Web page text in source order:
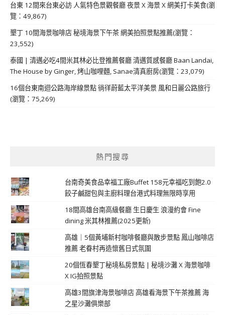
台東 12間來台東必訪 人氣特色景觀餐廳 夜景 X 海景 X 網美打卡美食(瀏
覽：49,867)
墾丁 10間海景咖啡店 秘境海景下午茶 網美拍照景點推薦(瀏覽：
23,552)
泰國 | 清邁必吃4間米其林必比登推薦餐廳 清邁質感餐廳 Baan Landai,
The House by Ginger, 烤山咖哩麵, Sanae清真廚房(瀏覽：23,079)
16個台東南迴公路海岸線景點 徜徉蔚藍太平洋美景 風和日麗公路旅行
(瀏覽：75,269)
熱門搜尋
台南奇美食品幸福工廠Buffet 158元幸福吃到飽2.0
餃子鹹甜包與主廚料理台港式料理無限時享用
18間高雄台南高級餐廳 生日慶生 浪漫約會 Fine
dining 米其林推薦(2025更新)
高雄｜5個黃埔新村咖啡餐廳與散步景點 鳳山咖啡店
推薦 老眷村再造懷舊日式氛圍
20個恆春墾丁秘境私房景點 | 秘境沙灘 X 海景咖啡
X IG拍照景點
高雄3間旗津海景咖啡店 高雄看海景下午茶推薦 海
之星沙灘俱樂部